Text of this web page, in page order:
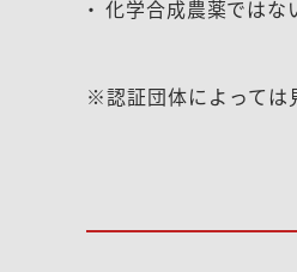
化学合成農薬ではな
※認証団体によっては